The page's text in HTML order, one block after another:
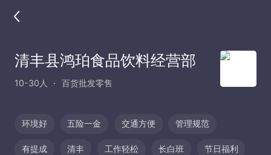
清丰县鸿珀食品饮料经营部
10-30人 百货批发零售
环境好 五险一金 交通方便 管理规范
有提成 清丰 工作轻松 长白班 节日福利